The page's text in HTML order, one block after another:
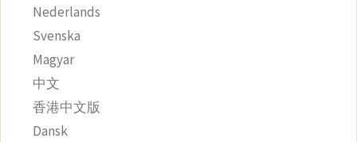
Nederlands
Svenska
Magyar
中文
香港中文版
Dansk